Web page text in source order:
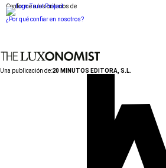
Conforme a los criterios de
¿Por qué confiar en nosotros?
Una publicación de:20 MINUTOS EDITORA, S.L.